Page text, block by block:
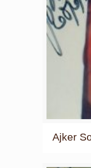
Ajker